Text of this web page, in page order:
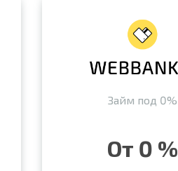
Займ под 0%
От 0 %